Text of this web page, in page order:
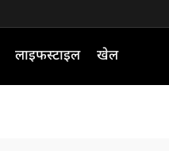
लाइफस्टाइल खेल